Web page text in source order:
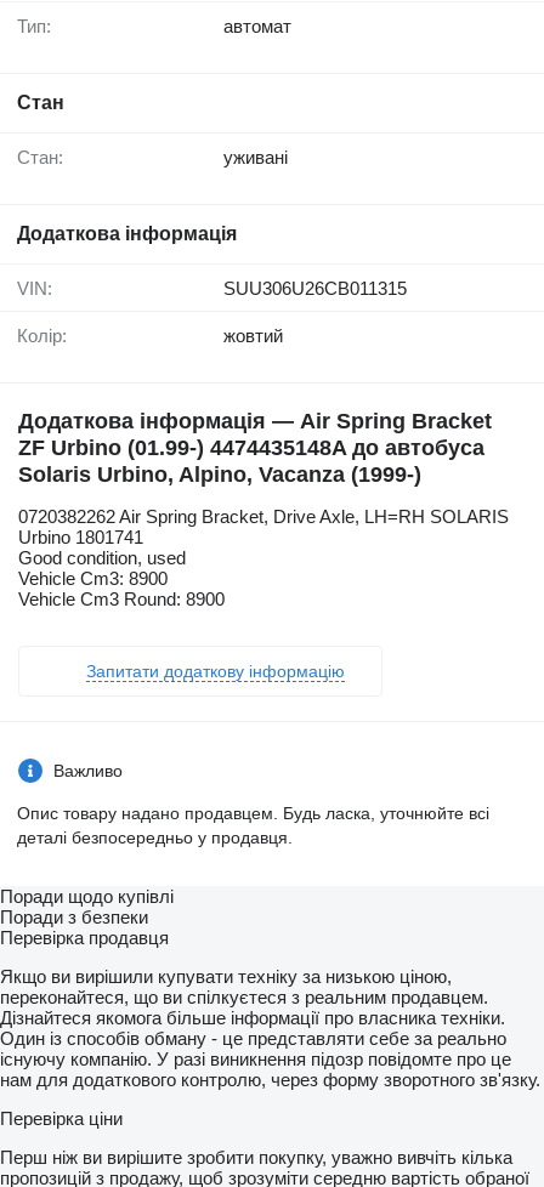
Тип: автомат
Стан
Стан: уживані
Додаткова інформація
VIN: SUU306U26CB011315
Колір: жовтий
Додаткова інформація — Air Spring Bracket
ZF Urbino (01.99-) 4474435148A до автобуса
Solaris Urbino, Alpino, Vacanza (1999-)
0720382262 Air Spring Bracket, Drive Axle, LH=RH SOLARIS
Urbino 1801741
Good condition, used
Vehicle Cm3: 8900
Vehicle Cm3 Round: 8900
Запитати додаткову інформацію
Важливо
Опис товару надано продавцем. Будь ласка, уточнюйте всі
деталі безпосередньо у продавця.
Поради щодо купівлі
Поради з безпеки
Перевірка продавця
Якщо ви вирішили купувати техніку за низькою ціною,
переконайтеся, що ви спілкуєтеся з реальним продавцем.
Дізнайтеся якомога більше інформації про власника техніки.
Один із способів обману - це представляти себе за реально
існуючу компанію. У разі виникнення підозр повідомте про це
нам для додаткового контролю, через форму зворотного зв'язку.
Перевірка ціни
Перш ніж ви вирішите зробити покупку, уважно вивчіть кілька
пропозицій з продажу, щоб зрозуміти середню вартість обраної